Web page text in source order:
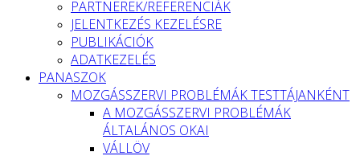
PARTNEREK/REFERENCIÁK
JELENTKEZÉS KEZELÉSRE
PUBLIKÁCIÓK
ADATKEZELÉS
PANASZOK
MOZGÁSSZERVI PROBLÉMÁK TESTTÁJANKÉNT
A MOZGÁSSZERVI PROBLÉMÁK
ÁLTALÁNOS OKAI
VÁLLÖV